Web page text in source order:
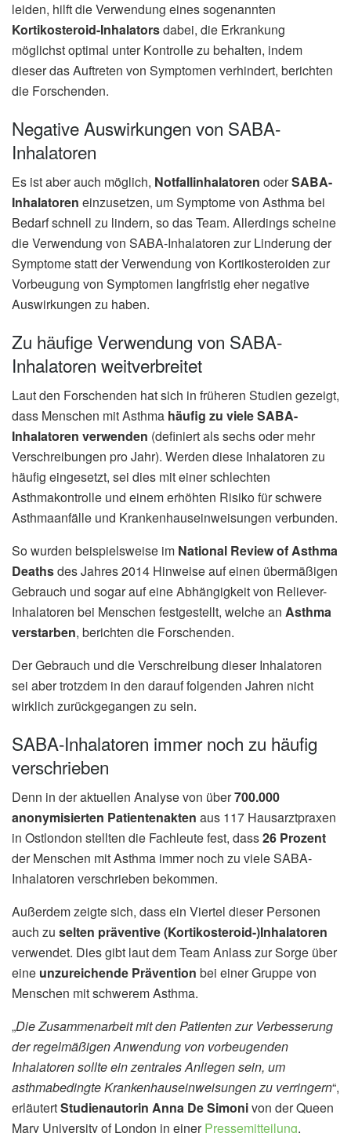
leiden, hilft die Verwendung eines sogenannten
Kortikosteroid-Inhalatorsdabei, die Erkrankung
möglichst optimal unter Kontrolle zu behalten, indem
dieser das Auftreten von Symptomen verhindert, berichten
die Forschenden.
Negative Auswirkungen von SABA-
Inhalatoren
Es ist aber auch möglich, Notfallinhalatoren oderSABA-
Inhalatoren einzusetzen, um Symptome von Asthma bei
Bedarf schnell zu lindern, so das Team. Allerdings scheine
die Verwendung von SABA-Inhalatoren zur Linderung der
Symptome statt der Verwendung von Kortikosteroiden zur
Vorbeugung von Symptomen langfristig eher negative
Auswirkungen zu haben.
Zu häufige Verwendung von SABA-
Inhalatoren weitverbreitet
Laut den Forschenden hat sich in früheren Studien gezeigt,
dass Menschen mit Asthma häufig zu viele SABA-
Inhalatoren verwenden (definiert als sechs oder mehr
Verschreibungen pro Jahr). Werden diese Inhalatoren zu
häufig eingesetzt, sei dies mit einer schlechten
Asthmakontrolle und einem erhöhten Risiko für schwere
Asthmaanfälle und Krankenhauseinweisungen verbunden.
So wurden beispielsweise im National Review of Asthma
Deathsdes Jahres 2014 Hinweise auf einen übermäßigen
Gebrauch und sogar auf eine Abhängigkeit von Reliever-
Inhalatoren bei Menschen festgestellt, welche an Asthma
verstarben, berichten die Forschenden.
Der Gebrauch und die Verschreibung dieser Inhalatoren
sei aber trotzdem in den darauf folgenden Jahren nicht
wirklich zurückgegangen zu sein.
SABA-Inhalatoren immer noch zu häufig
verschrieben
Denn in der aktuellen Analyse von über700.000
anonymisierten Patientenakten aus 117 Hausarztpraxen
in Ostlondon stellten die Fachleute fest, dass26 Prozent
der Menschen mit Asthma immer noch zu viele SABA-
Inhalatoren verschrieben bekommen.
Außerdem zeigte sich, dass ein Viertel dieser Personen
auch zu selten präventive (Kortikosteroid-)Inhalatoren
verwendet. Dies gibt laut dem Team Anlass zur Sorge über
eine unzureichende Prävention bei einer Gruppe von
Menschen mit schwerem Asthma.
„Die Zusammenarbeit mit den Patienten zur Verbesserung
der regelmäßigen Anwendung von vorbeugenden
Inhalatoren sollte ein zentrales Anliegen sein, um
asthmabedingte Krankenhauseinweisungen zu verringern“,
erläutertStudienautorin Anna De Simonivon der Queen
Mary University of London in einerPressemitteilung.